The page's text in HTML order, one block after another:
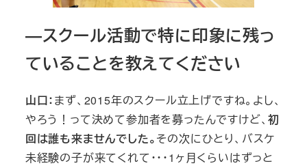
―スクール活動で特に印象に残っ
ていることを教えてください
山口：まず、2015年のスクール立上げですね。よし、
やろう！って決めて参加者を募ったんですけど、初
回は誰も来ませんでした。その次にひとり、バスケ
未経験の子が来てくれて・・・1ヶ月くらいはずっと